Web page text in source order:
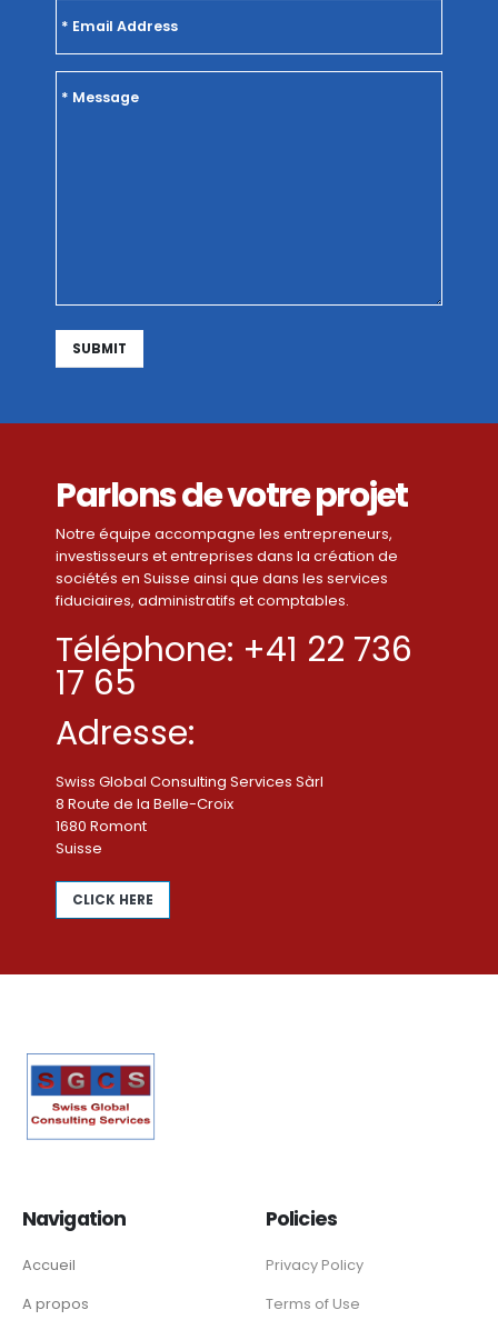
Parlons de votre projet
Notre équipe accompagne les entrepreneurs,
investisseurs et entreprises dans la création de
sociétés en Suisse ainsi que dans les services
fiduciaires, administratifs et comptables.
Téléphone: +41 22 736
17 65
Adresse:
Swiss Global Consulting Services Sàrl
8 Route de la Belle-Croix
1680 Romont
Suisse
CLICK HERE
Navigation
Accueil
A propos
Policies
Privacy Policy
Terms of Use